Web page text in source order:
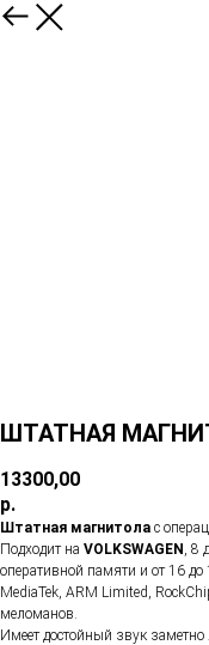
ШТАТНАЯ
13300,00
р.
Штатная магнитола с
Подходит на VOLKSWAGEN , 8
оперативной памяти и от 16 до
MediaTek, ARM Limited,
меломанов.
Имеет достойный звук